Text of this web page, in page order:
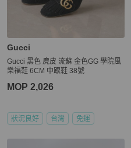
Gucci
Gucci 黑色 麂皮 流蘇 金色GG 學院風
樂福鞋 6CM 中跟鞋 38號
MOP 2,026
狀況良好 台灣 免運